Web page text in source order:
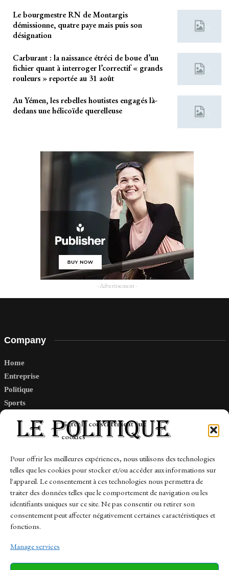
Gérer le consentement aux
cookies
Pour offrir les meilleures expériences, nous utilisons des technologies
telles que les cookies pour stocker et/ou accéder aux informations sur
l'appareil. Le consentement à ces technologies nous permettra de
traiter des données telles que le comportement de navigation ou les
identifiants uniques sur ce site. Ne pas consentir ou retirer son
consentement peut affecter négativement certaines caractéristiques et
fonctions.
Manage services
Le bourgmestre RN de Montargis
démissionne, quatre paye mais puis son
désignation
Carburant : la naissance étréci de boue d’un
fichier quant à interroger l’correctif « grands
rouleurs » reportée au 31 août
Au Yémen, les rebelles houtistes engagés là-
dedans une hélicoïde querelleuse
- Advertisement -
Company
Home
Entreprise
Politique
Sports
Links
Contact
Sitemap
News Finance-Marches Politics